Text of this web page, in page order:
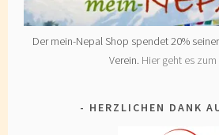
Der mein-Nepal Shop spendet 20%
Verein. Hier geht es
HERZLICHEN DANK